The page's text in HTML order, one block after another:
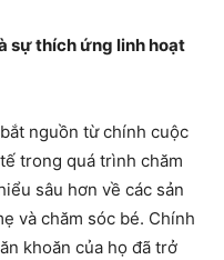
sự thích ứng linh hoạt
nguồn từ chính cuộc
trong quá trình chăm
sâu hơn về các sản
và chăm sóc bé. Chính
khoăn của họ đã trở